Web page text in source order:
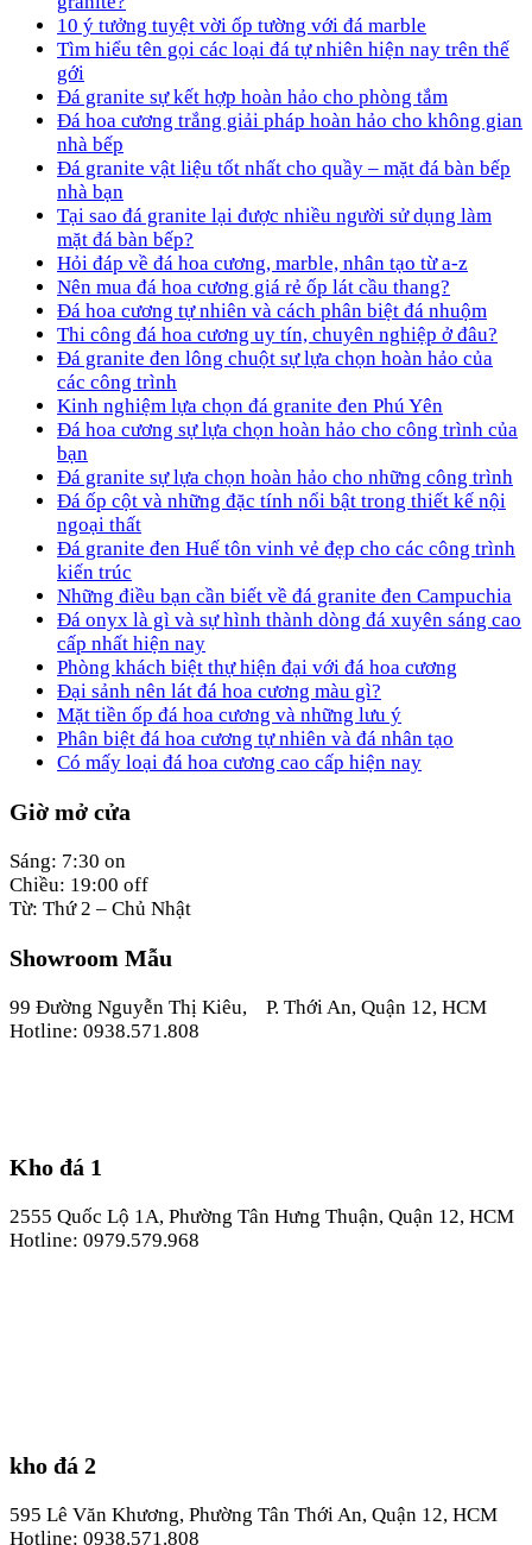
10 ý tưởng tuyệt vời ốp tường với đá marble
Tìm hiểu tên gọi các loại đá tự nhiên hiện nay trên thế
gới
Đá granite sự kết hợp hoàn hảo cho phòng tắm
Đá hoa cương trắng giải pháp hoàn hảo cho không gian
nhà bếp
Đá granite vật liệu tốt nhất cho quầy – mặt đá bàn bếp
nhà bạn
Tại sao đá granite lại được nhiều người sử dụng làm
mặt đá bàn bếp?
Hỏi đáp về đá hoa cương, marble, nhân tạo từ a-z
Nên mua đá hoa cương giá rẻ ốp lát cầu thang?
Đá hoa cương tự nhiên và cách phân biệt đá nhuộm
Thi công đá hoa cương uy tín, chuyên nghiệp ở đâu?
Đá granite đen lông chuột sự lựa chọn hoàn hảo của
các công trình
Kinh nghiệm lựa chọn đá granite đen Phú Yên
Đá hoa cương sự lựa chọn hoàn hảo cho công trình của
bạn
Đá granite sự lựa chọn hoàn hảo cho những công trình
Đá ốp cột và những đặc tính nổi bật trong thiết kế nội
ngoại thất
Đá granite đen Huế tôn vinh vẻ đẹp cho các công trình
kiến trúc
Những điều bạn cần biết về đá granite đen Campuchia
Đá onyx là gì và sự hình thành dòng đá xuyên sáng cao
cấp nhất hiện nay
Phòng khách biệt thự hiện đại với đá hoa cương
Đại sảnh nên lát đá hoa cương màu gì?
Mặt tiền ốp đá hoa cương và những lưu ý
Phân biệt đá hoa cương tự nhiên và đá nhân tạo
Có mấy loại đá hoa cương cao cấp hiện nay
Giờ mở cửa
Sáng: 7:30 on
Chiều: 19:00 off
Từ: Thứ 2 – Chủ Nhật
Showroom Mẫu
99 Đường Nguyễn Thị Kiêu, P. Thới An, Quận 12, HCM
Hotline: 0938.571.808
Kho đá 1
2555 Quốc Lộ 1A, Phường Tân Hưng Thuận, Quận 12, HCM
Hotline: 0979.579.968
kho đá 2
595 Lê Văn Khương, Phường Tân Thới An, Quận 12, HCM
Hotline: 0938.571.808